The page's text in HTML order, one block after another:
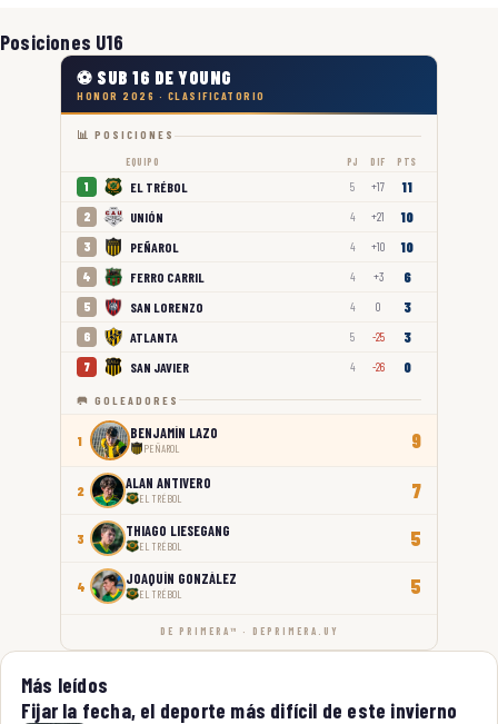
Posiciones U16
⚽ SUB 16 DE YOUNG
HONOR 2026 · CLASIFICATORIO
📊 POSICIONES
EQUIPO PJ DIF PTS
1 EL TRÉBOL 5 +17 11
2 UNIÓN 4 +21 10
3 PEÑAROL 4 +10 10
4 FERRO CARRIL 4 +3 6
5 SAN LORENZO 4 0 3
6 ATLANTA 5 -25 3
7 SAN JAVIER 4 -26 0
🥅 GOLEADORES
1 BENJAMÍN LAZO
PEÑAROL 9
2 ALAN ANTIVERO
EL TRÉBOL 7
3 THIAGO LIESEGANG
EL TRÉBOL 5
4 JOAQUÍN GONZÁLEZ
EL TRÉBOL 5
DE PRIMERA™ · DEPRIMERA.UY
Más leídos
Fijar la fecha, el deporte más difícil de este invierno